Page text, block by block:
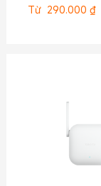
Từ 290.000 ₫